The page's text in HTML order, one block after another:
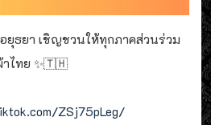
ยุธยา เชิญชวนให้ทุกภาคส่วนร่วม
าไทย ✨🇹🇭
ZSj75pLeg/